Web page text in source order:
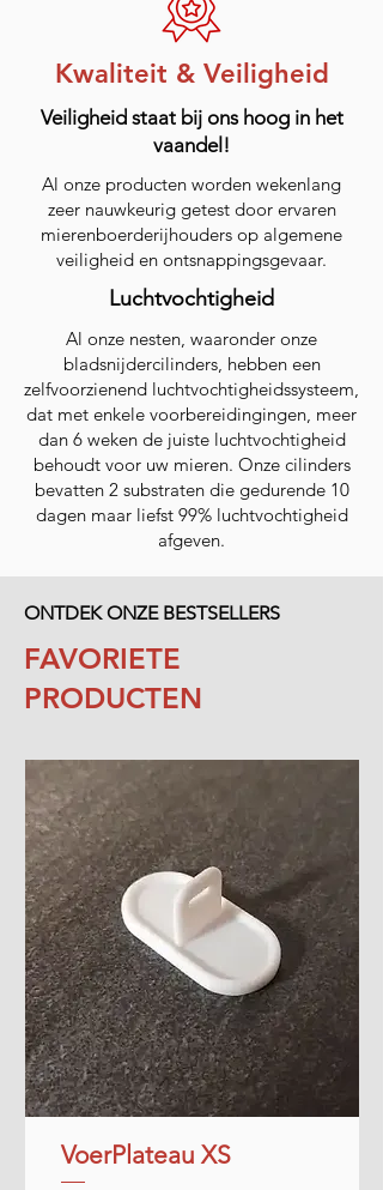
Kwaliteit & Veiligheid
Veiligheid staat bij ons hoog in het
vaandel!
Al onze producten worden wekenlang
zeer nauwkeurig getest door ervaren
mierenboerderijhouders op algemene
veiligheid en ontsnappingsgevaar.
Luchtvochtigheid
Al onze nesten, waaronder onze
bladsnijdercilinders, hebben een
zelfvoorzienend luchtvochtigheidssysteem,
dat met enkele voorbereidingingen, meer
dan 6 weken de juiste luchtvochtigheid
behoudt voor uw mieren. Onze cilinders
bevatten 2 substraten die gedurende 10
dagen maar liefst 99% luchtvochtigheid
afgeven.
ONTDEK ONZE BESTSELLERS
FAVORIETE
PRODUCTEN
VoerPlateau XS